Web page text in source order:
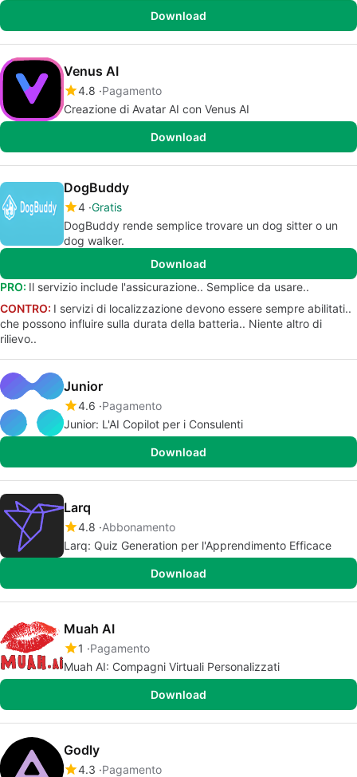
Download
Venus AI
4.8 Pagamento
Creazione di Avatar AI con Venus AI
Download
DogBuddy
4 Gratis
DogBuddy rende semplice trovare un dog sitter o un
dog walker.
Download
PRO: Il servizio include l'assicurazione.. Semplice da usare..
CONTRO: I servizi di localizzazione devono essere sempre abilitati..
che possono influire sulla durata della batteria.. Niente altro di
rilievo..
Junior
4.6 Pagamento
Junior: L'AI Copilot per i Consulenti
Download
Larq
4.8 Abbonamento
Larq: Quiz Generation per l'Apprendimento Efficace
Download
Muah AI
1
Pagamento
Muah AI: Compagni Virtuali Personalizzati
Download
Godly
4.3 Pagamento